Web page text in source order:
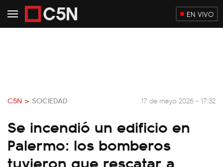
EN VIVO
C5N > SOCIEDAD 17 de mayo 2026 - 17:32
Se incendió un edificio en
Palermo: los bomberos
tuvieron que rescatar a